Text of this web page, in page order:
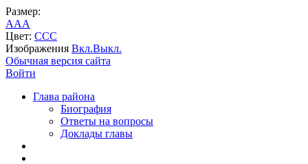
Размер:
AAA
Цвет: CCC
Изображения Вкл.Выкл.
Обычная версия сайта
Войти
Глава района
Биография
Ответы на вопросы
Доклады главы